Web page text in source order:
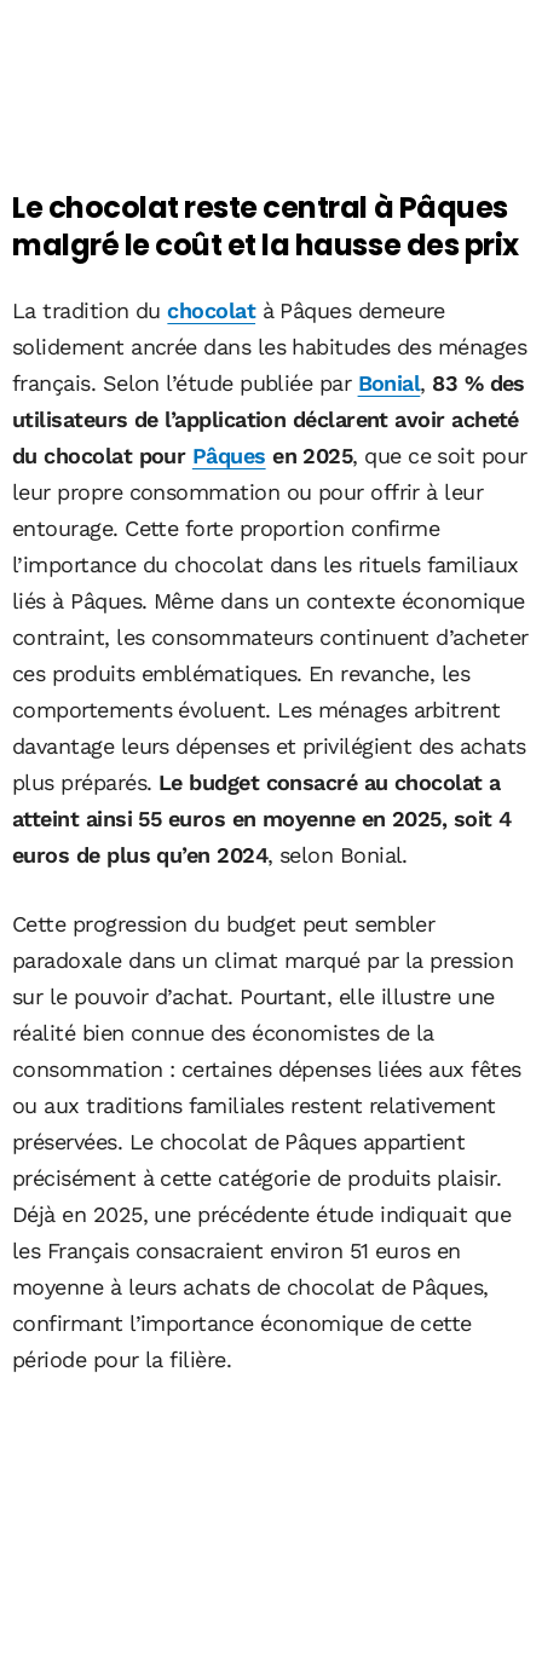
Le chocolat reste central à Pâques
malgré le coût et la hausse des prix
La tradition duchocolatà Pâques demeure
solidement ancrée dans les habitudes des ménages
français. Selon l’étude publiée par Bonial, 83 % des
utilisateurs de l’application déclarent avoir acheté
du chocolat pour Pâques en 2025, que ce soit pour
leur propre consommation ou pour offrir à leur
entourage. Cette forte proportion confirme
l’importance du chocolat dans les rituels familiaux
liés à Pâques. Même dans un contexte économique
contraint, les consommateurs continuent d’acheter
ces produits emblématiques. En revanche, les
comportements évoluent. Les ménages arbitrent
davantage leurs dépenses et privilégient des achats
plus préparés. Le budget consacré au chocolat a
atteint ainsi 55 euros en moyenne en 2025, soit 4
euros de plus qu’en 2024, selon Bonial.
Cette progression du budget peut sembler
paradoxale dans un climat marqué par la pression
sur le pouvoir d’achat. Pourtant, elle illustre une
réalité bien connue des économistes de la
consommation : certaines dépenses liées aux fêtes
ou aux traditions familiales restent relativement
préservées. Le chocolat de Pâques appartient
précisément à cette catégorie de produits plaisir.
Déjà en 2025, une précédente étude indiquait que
les Français consacraient environ 51 euros en
moyenne à leurs achats de chocolat de Pâques,
confirmant l’importance économique de cette
période pour la filière.